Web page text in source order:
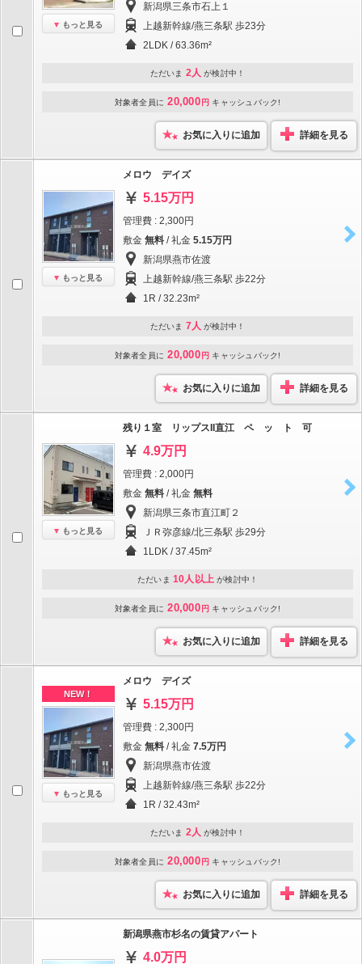
もっと見る
新潟県三条市石上１
上越新幹線/燕三条駅 歩23分
2LDK / 63.36m²
ただいま 2人 が検討中！
対象者全員に 20,000 円 キャッシュバック!
お気に入りに追加 詳細を見る
もっと見る
メロウ デイズ
5.15万円
管理費 : 2,300円
敷金 無料 / 礼金 5.15万円
新潟県燕市佐渡
上越新幹線/燕三条駅 歩22分
1R / 32.23m²
ただいま 7人 が検討中！
対象者全員に 20,000 円 キャッシュバック!
お気に入りに追加 詳細を見る
もっと見る
残り１室 リップスII直江 ペ ッ ト 可
4.9万円
管理費 : 2,000円
敷金 無料 / 礼金 無料
新潟県三条市直江町２
ＪＲ弥彦線/北三条駅 歩29分
1LDK / 37.45m²
ただいま 10人以上 が検討中！
対象者全員に 20,000 円 キャッシュバック!
お気に入りに追加 詳細を見る
NEW！
もっと見る
メロウ デイズ
5.15万円
管理費 : 2,300円
敷金 無料 / 礼金 7.5万円
新潟県燕市佐渡
上越新幹線/燕三条駅 歩22分
1R / 32.43m²
ただいま 2人 が検討中！
対象者全員に 20,000 円 キャッシュバック!
お気に入りに追加 詳細を見る
新潟県燕市杉名の賃貸アパート
4.0万円